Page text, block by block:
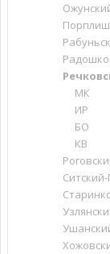
МК
ИР
БО
КВ